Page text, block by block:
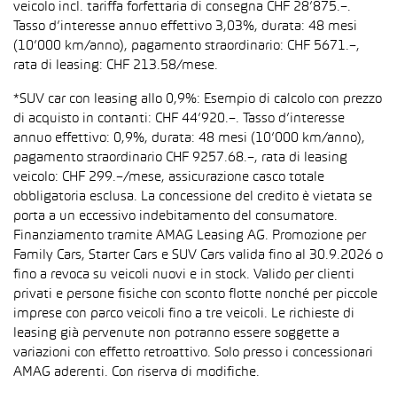
veicolo incl. tariffa forfettaria di consegna CHF 28’875.–.
Tasso d’interesse annuo effettivo 3,03%, durata: 48 mesi
(10’000 km/anno), pagamento straordinario: CHF 5671.–,
rata di leasing: CHF 213.58/mese.
*SUV car con leasing allo 0,9%: Esempio di calcolo con prezzo
di acquisto in contanti: CHF 44’920.–. Tasso d’interesse
annuo effettivo: 0,9%, durata: 48 mesi (10’000 km/anno),
pagamento straordinario CHF 9257.68.–, rata di leasing
veicolo: CHF 299.–/mese, assicurazione casco totale
obbligatoria esclusa. La concessione del credito è vietata se
porta a un eccessivo indebitamento del consumatore.
Finanziamento tramite AMAG Leasing AG. Promozione per
Family Cars, Starter Cars e SUV Cars valida fino al 30.9.2026 o
fino a revoca su veicoli nuovi e in stock. Valido per clienti
privati e persone fisiche con sconto flotte nonché per piccole
imprese con parco veicoli fino a tre veicoli. Le richieste di
leasing già pervenute non potranno essere soggette a
variazioni con effetto retroattivo. Solo presso i concessionari
AMAG aderenti. Con riserva di modifiche.